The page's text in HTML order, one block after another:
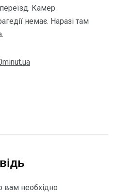
Камер
немає. Наразі там
вам необхідно